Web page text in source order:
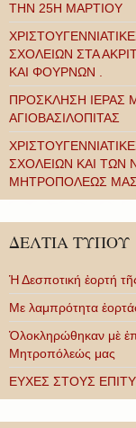
ΤΗΝ 25Η ΜΑΡΤΙΟΥ
ΣΧΟΛΕΙΩΝ ΣΤΑ
ΚΑΙ ΦΟΥΡΝΩΝ .
ΠΡΟΣΚΛΗΣΗ ΙΕΡΑΣ
ΑΓΙΟΒΑΣΙΛΟΠΙΤΑΣ
ΣΧΟΛΕΙΩΝ ΚΑΙ ΤΩΝ
ΜΗΤΡΟΠΟΛΕΩΣ ΜΑΣ.
ΔΕΛΤΙΑ ΤΥΠΟΥ
Ἡ Δεσποτική ἑορτή
Με λαμπρότητα
Ὁλοκληρώθηκαν μὲ
Μητροπόλεώς μας
ΕΥΧΕΣ ΣΤΟΥΣ